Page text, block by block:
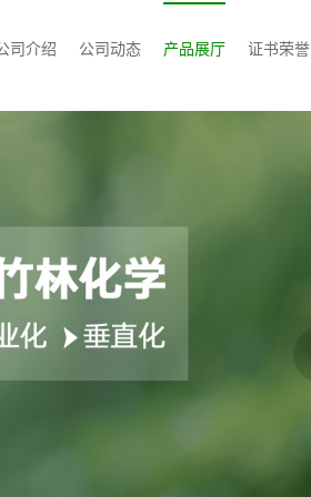
司介绍 公司动态 产品展厅 证书荣誉